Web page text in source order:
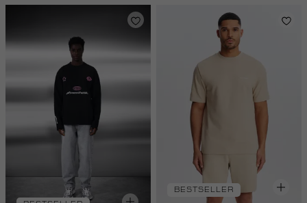
BESTSELLER